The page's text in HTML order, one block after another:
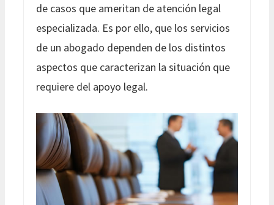
de casos que ameritan de atención legal
especializada. Es por ello, que los servicios
de un abogado dependen de los distintos
aspectos que caracterizan la situación que
requiere del apoyo legal.